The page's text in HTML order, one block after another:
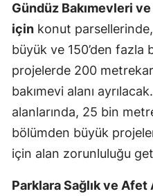
Gündüz Bakımevleri
için konut
büyük ve 150’den fazla
projelerde 200
bakımevi alanı
alanlarında, 25 bin
bölümden büyük
için alan zorunluluğu
Parklara Sağlık ve Afet